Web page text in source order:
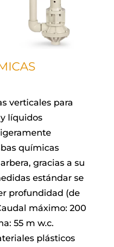
verticales para
líquidos
químicas
gracias a su
estándar se
profundidad (de
máximo: 200
55 m w.c.
plásticos